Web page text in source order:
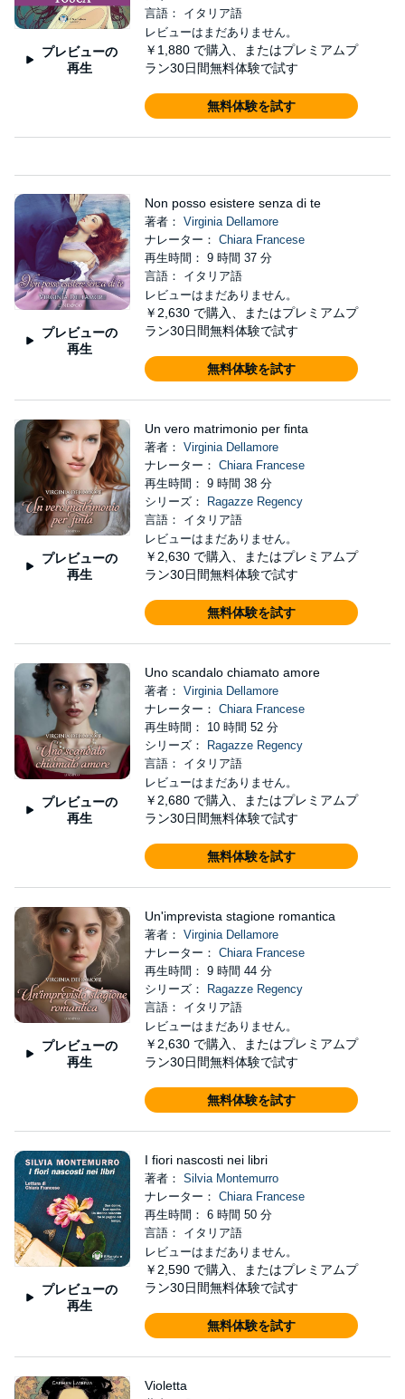
プレビューの
再生
言語： イタリア語
レビューはまだありません。
￥1,880 で購入、またはプレミアムプ
ラン30日間無料体験で試す
無料体験を試す
プレビューの
再生
Non posso esistere senza di te
著者： Virginia Dellamore
ナレーター： Chiara Francese
再生時間： 9 時間 37 分
言語： イタリア語
レビューはまだありません。
￥2,630 で購入、またはプレミアムプ
ラン30日間無料体験で試す
無料体験を試す
プレビューの
再生
Un vero matrimonio per finta
著者： Virginia Dellamore
ナレーター： Chiara Francese
再生時間： 9 時間 38 分
シリーズ：
Ragazze Regency
言語： イタリア語
レビューはまだありません。
￥2,630 で購入、またはプレミアムプ
ラン30日間無料体験で試す
無料体験を試す
プレビューの
再生
Uno scandalo chiamato amore
著者： Virginia Dellamore
ナレーター： Chiara Francese
再生時間： 10 時間 52 分
シリーズ：
Ragazze Regency
言語： イタリア語
レビューはまだありません。
￥2,680 で購入、またはプレミアムプ
ラン30日間無料体験で試す
無料体験を試す
プレビューの
再生
Un'imprevista stagione romantica
著者： Virginia Dellamore
ナレーター： Chiara Francese
再生時間： 9 時間 44 分
シリーズ：
Ragazze Regency
言語： イタリア語
レビューはまだありません。
￥2,630 で購入、またはプレミアムプ
ラン30日間無料体験で試す
無料体験を試す
プレビューの
再生
I fiori nascosti nei libri
著者： Silvia Montemurro
ナレーター： Chiara Francese
再生時間： 6 時間 50 分
言語： イタリア語
レビューはまだありません。
￥2,590 で購入、またはプレミアムプ
ラン30日間無料体験で試す
無料体験を試す
Violetta